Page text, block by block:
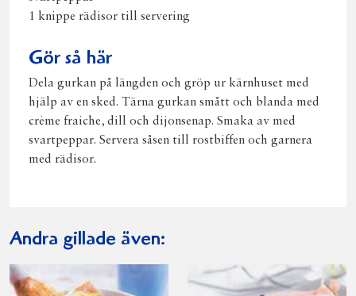
1 knippe rädisor till servering
Gör så här
Dela gurkan på längden och gröp ur kärnhuset med
hjälp av en sked. Tärna gurkan smått och blanda med
crème fraiche, dill och dijonsenap. Smaka av med
svartpeppar. Servera såsen till rostbiffen och garnera
med rädisor.
Andra gillade även: